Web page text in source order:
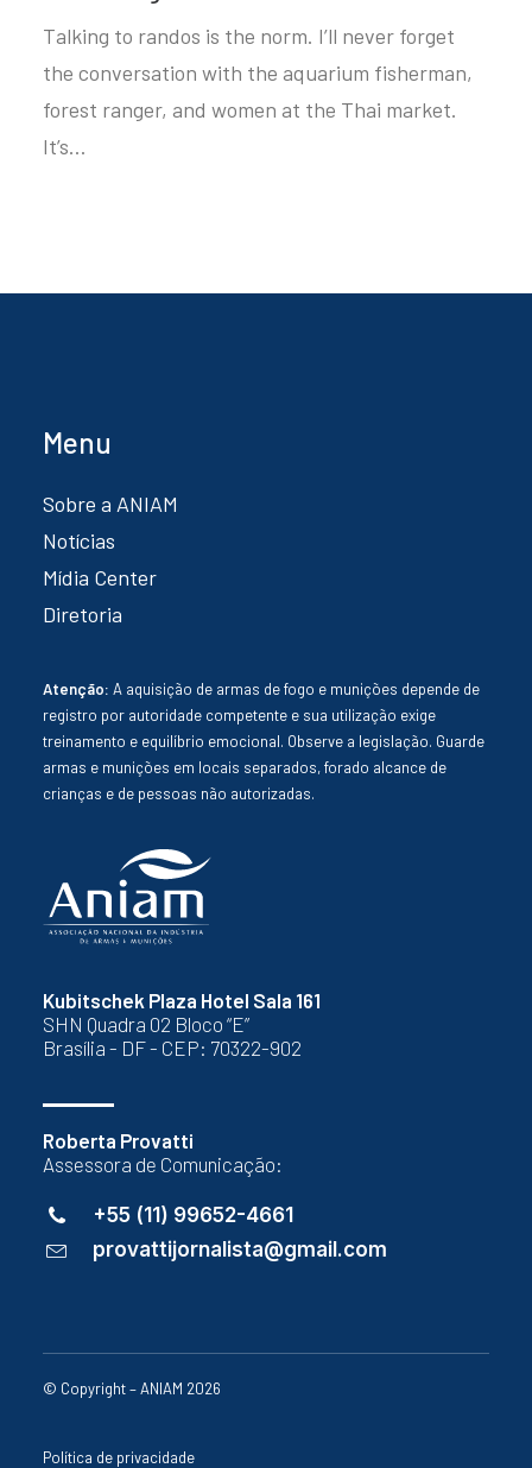
Talking to randos is the norm. I’ll never forget
the conversation with the aquarium fisherman,
forest ranger, and women at the Thai market.
It’s…
Kubitschek Plaza Hotel Sala 161
SHN Quadra 02 Bloco “E”
Brasília - DF - CEP: 70322-902
Roberta Provatti
Assessora de Comunicação:
+55 (11) 99652-4661
provattijornalista@gmail.com
Menu
Sobre a ANIAM
Notícias
Mídia Center
Diretoria
Atenção: A aquisição de armas de fogo e munições depende de
registro por autoridade competente e sua utilização exige
treinamento e equilíbrio emocional. Observe a legislação. Guarde
armas e munições em locais separados, forado alcance de
crianças e de pessoas não autorizadas.
© Copyright – ANIAM 2026
Política de privacidade